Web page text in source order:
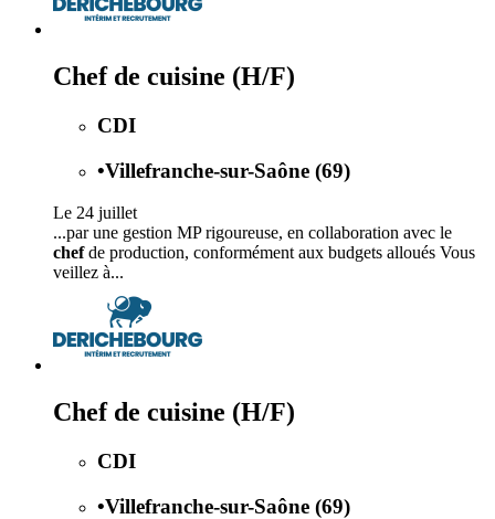
Chef de cuisine (H/F)
CDI
•Villefranche-sur-Saône (69)
Le 24 juillet
...par une gestion MP rigoureuse, en collaboration avec le
chefde production, conformément aux budgets alloués Vous
veillez à...
Chef de cuisine (H/F)
CDI
•Villefranche-sur-Saône (69)